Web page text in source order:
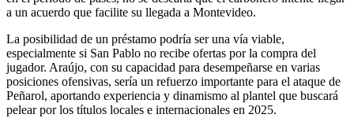
a un acuerdo que facilite su llegada a Montevideo.
La posibilidad de un préstamo podría ser una vía viable,
especialmente si San Pablo no recibe ofertas por la compra del
jugador. Araújo, con su capacidad para desempeñarse en varias
posiciones ofensivas, sería un refuerzo importante para el ataque de
Peñarol, aportando experiencia y dinamismo al plantel que buscará
pelear por los títulos locales e internacionales en 2025.